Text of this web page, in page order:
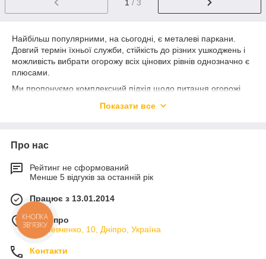
1 / 3
Найбільш популярними, на сьогодні, є металеві паркани.
Довгий термін їхньої служби, стійкість до різних ушкоджень і
можливість вибрати огорожу всіх цінових рівнів однозначно є
плюсами.
Ми пропонуємо комплексний підхід щодо питання огорожі
допомагаємо їх придбати!Наші фахівці нададуть Вам
Готуючись
параметри визначаються не тільки вашими бажаннями й
можливостями, але також і вимогами будівельних норм.
Одночасно глухий і високий паркан може бути лише перед
фасадом і вздовж доріг. Якщо поруч розташована чужа
садова ділянка, то допускаються лише несуцільні огорожі
менші метра вісімдесяти сантиметрів заввишки, щоб не
затінювати рослини надмірно.
Звернувшись до нас, Ви отримуєте готовий виріб необхідного
Вам розміру й кольору. Також повністю комплектуємо й
Показати все
Про нас
Рейтинг не сформований
Менше 5 відгуків за останній рік
Працює з 13.01.2014
м. Дніпро
ул. Шевченко, 10, Дніпро, Україна
Контакти
КНОПКА
ЗВ'ЯЗКУ